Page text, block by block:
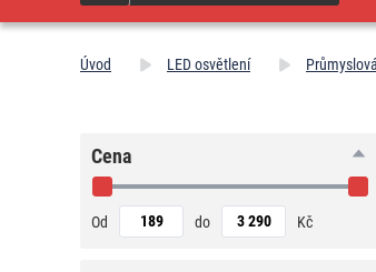
Úvod LED osvětlení
Cena
Od do Kč